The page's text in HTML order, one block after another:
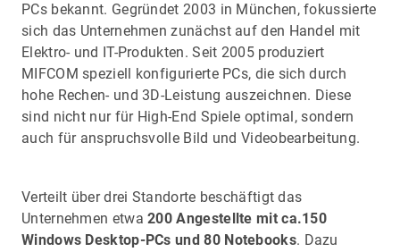
PCs bekannt. Gegründet 2003 in München, fokussierte
sich das Unternehmen zunächst auf den Handel mit
Elektro- und IT-Produkten. Seit 2005 produziert
MIFCOM speziell konfigurierte PCs, die sich durch
hohe Rechen- und 3D-Leistung auszeichnen. Diese
sind nicht nur für High-End Spiele optimal, sondern
auch für anspruchsvolle Bild und Videobearbeitung.
Verteilt über drei Standorte beschäftigt das
Unternehmen etwa200 Angestellte mit ca.150
Windows Desktop-PCs und 80 Notebooks. Dazu